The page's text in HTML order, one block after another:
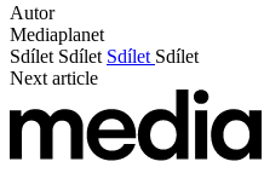
Autor
Mediaplanet
Sdílet Sdílet Sdílet Sdílet
Next article